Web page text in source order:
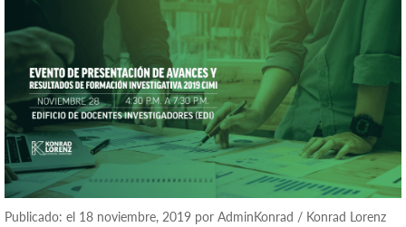
Publicado: el 18 noviembre, 2019 por AdminKonrad / Konrad Lorenz